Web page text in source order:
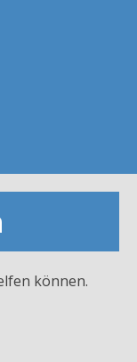
können.